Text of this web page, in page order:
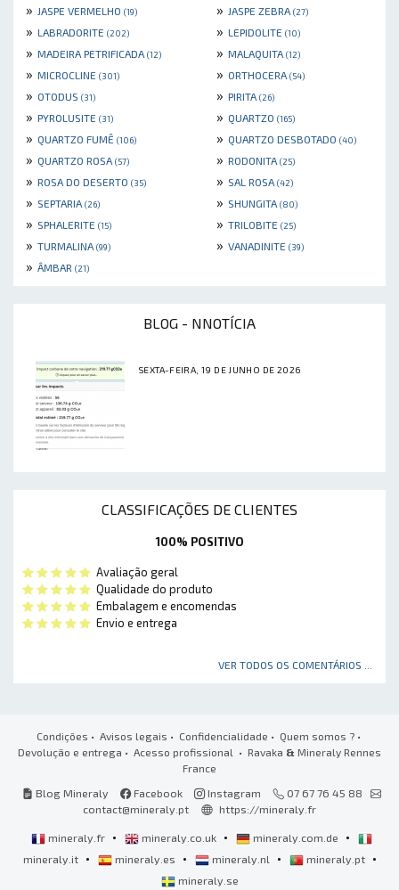
» JASPE VERMELHO (19) » JASPE ZEBRA (27)
» LABRADORITE (202) » LEPIDOLITE (10)
» MADEIRA PETRIFICADA (12) » MALAQUITA (12)
» MICROCLINE (301) » ORTHOCERA (54)
» OTODUS (31) » PIRITA (26)
» PYROLUSITE (31) » QUARTZO (165)
» QUARTZO FUMÊ (106) » QUARTZO DESBOTADO (40)
» QUARTZO ROSA (57) » RODONITA (25)
» ROSA DO DESERTO (35) » SAL ROSA (42)
» SEPTARIA (26) » SHUNGITA (80)
» SPHALERITE (15) » TRILOBITE (25)
» TURMALINA (99) » VANADINITE (39)
» ÂMBAR (21)
BLOG - NNOTÍCIA
SEXTA-FEIRA, 19 DE JUNHO DE 2026
CLASSIFICAÇÕES DE CLIENTES
100% POSITIVO
Avaliação geral
Qualidade do produto
Embalagem e encomendas
Envio e entrega
VER TODOS OS COMENTÁRIOS ...
Condições • Avisos legais • Confidencialidade • Quem somos ?•
Devolução e entrega • Acesso profissional • Ravaka & Mineraly Rennes
France
Blog Mineraly
Facebook Instagram
07 67 76 45 88
contact@mineraly.pt
https://mineraly.fr
mineraly.fr • mineraly.co.uk • mineraly.com.de •
mineraly.it • mineraly.es • mineraly.nl • mineraly.pt •
mineraly.se